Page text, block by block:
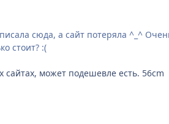
сюда, а сайт потеряла ^_^
стоит? :(
сайтах, может подешевле есть. 56cm